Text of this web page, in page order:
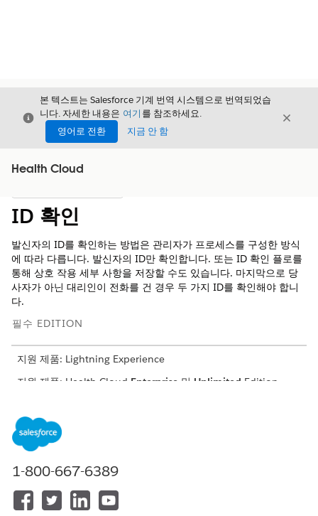
닫기
본 텍스트는 Salesforce 기계 번역 시스템으로 번역되었습
니다. 자세한 내용은 여기 를 참조하세요.
영어로 전환
지금 안 함
닫기
Health Cloud
ID 확인
발신자의 ID를 확인하는 방법은 관리자가 프로세스를 구성한 방식
에 따라 다릅니다. 발신자의 ID만 확인합니다. 또는 ID 확인 플로를
통해 상호 작용 세부 사항을 저장할 수도 있습니다. 마지막으로 당
사자가 아닌 대리인이 전화를 건 경우 두 가지 ID를 확인해야 합니
다.
필수 EDITION
지원 제품: Lightning Experience
지원 제품: Health Cloud Enterprise 및 Unlimited Edition
민감한 정보와 관련된 요청을 처리하기 전에 발신자의 ID를 확
인합니다.
고객 및 담당자 확인
민감한 정보와 관련된 요청을 처리하기 전에 고객의 ID를 확인
하고 상호 작용에 대한 세부 사항을 저장합니다. 고객이 아닌 사
람이 참여한 경우 두 사람 모두에 대한 확인 절차를 수행합니다.
1-800-667-6389